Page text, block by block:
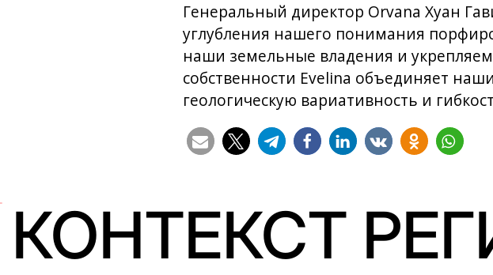
Генеральный директор Orvana Хуан
углубления нашего понимания
наши земельные владения и
собственности Evelina объединяет
геологическую вариативность и
КОНТЕКСТ